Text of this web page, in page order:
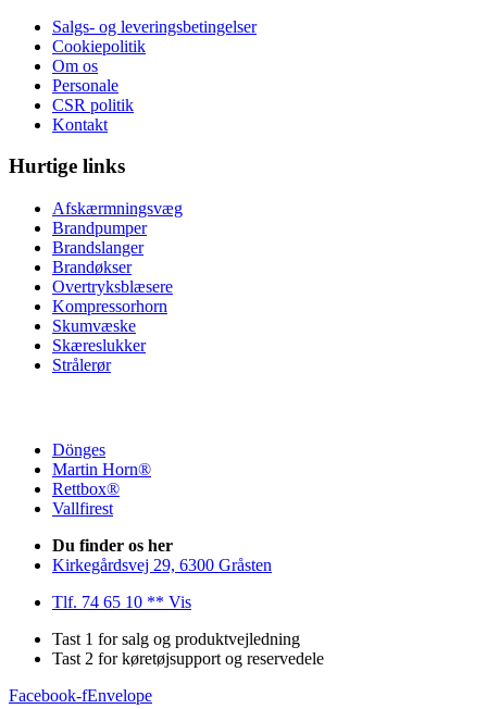
Salgs- og leveringsbetingelser
Cookiepolitik
Om os
Personale
CSR politik
Kontakt
Hurtige links
Afskærmningsvæg
Brandpumper
Brandslanger
Brandøkser
Overtryksblæsere
Kompressorhorn
Skumvæske
Skæreslukker
Strålerør
Dönges
Martin Horn®
Rettbox®
Vallfirest
Du finder os her
Kirkegårdsvej 29, 6300 Gråsten
Tlf. 74 65 10 ** Vis
Tast 1 for salg og produktvejledning
Tast 2 for køretøjsupport og reservedele
Facebook-fEnvelope